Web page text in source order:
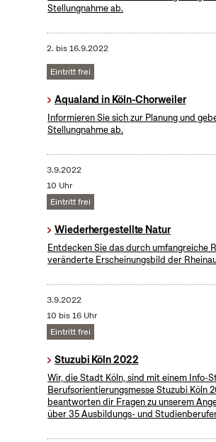
Stellungnahme ab.
2. bis16.9.2022
Eintritt frei
Aqualand in Köln-Chorweiler
Informieren Sie sich zur Planung und
Stellungnahme ab.
3.9.2022
10 Uhr
Eintritt frei
Wiederhergestellte Natur
Entdecken Sie das durch umfangreiche
veränderte Erscheinungsbild der
3.9.2022
10 bis 16 Uhr
Eintritt frei
Stuzubi Köln 2022
Wir, die Stadt Köln, sind mit einem Info-
Berufsorientierungsmesse Stuzubi Köln
beantworten dir Fragen zu unserem
über 35 Ausbildungs- und